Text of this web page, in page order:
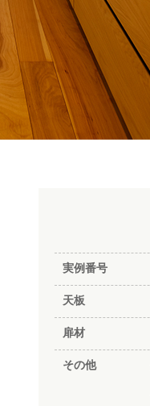
実例番号
天板
扉材
その他